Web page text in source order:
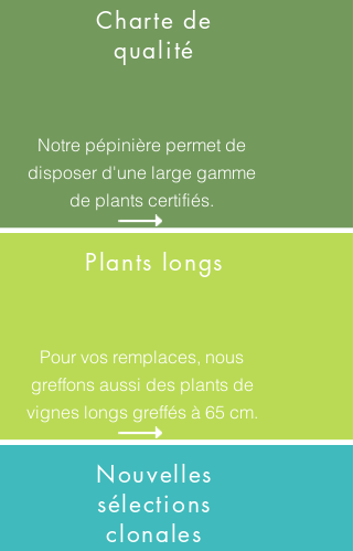
Charte de
qualité
Notre pépinière permet de
disposer d'une large gamme
de plants certifiés.
Plants longs
Pour vos remplaces, nous
greffons aussi des plants de
vignes longs greffés à 65 cm.
Nouvelles
sélections
clonales